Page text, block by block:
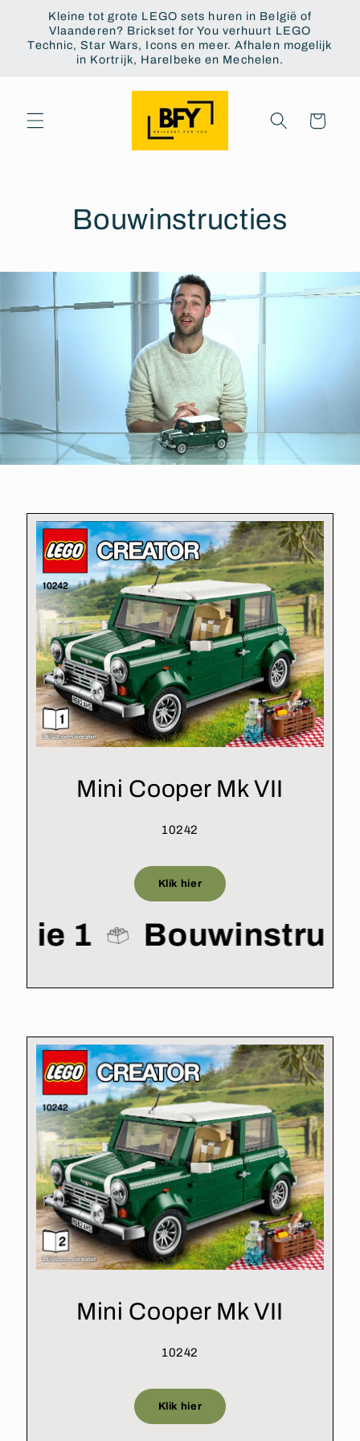
passer
contenu
Kleine tot grote LEGO sets huren in België of
Vlaanderen? Brickset for You verhuurt LEGO
Technic, Star Wars, Icons en meer. Afhalen mogelijk
in Kortrijk, Harelbeke en Mechelen.
Panier
Bouwinstructies
Mini Cooper Mk VII
10242
Klik hier
1
Mini Cooper Mk VII
10242
Klik hier